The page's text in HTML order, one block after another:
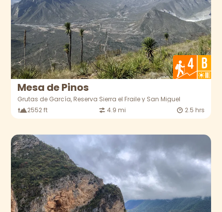
Mesa de Pinos
Grutas de García, Reserva Sierra el Fraile y San Miguel
2552 ft
4.9 mi 2.5 hrs